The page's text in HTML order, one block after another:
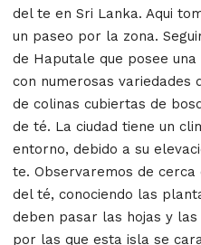
del te en Sri Lanka. Aqui
un paseo por la zona.
de Haputale que posee
con numerosas variedades
de colinas cubiertas de
de té. La ciudad tiene un
entorno, debido a su
te. Observaremos de
del té, conociendo las
deben pasar las hojas y
por las que esta isla se